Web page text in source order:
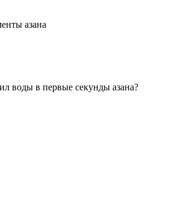
азана
воды в первые секунды азана?